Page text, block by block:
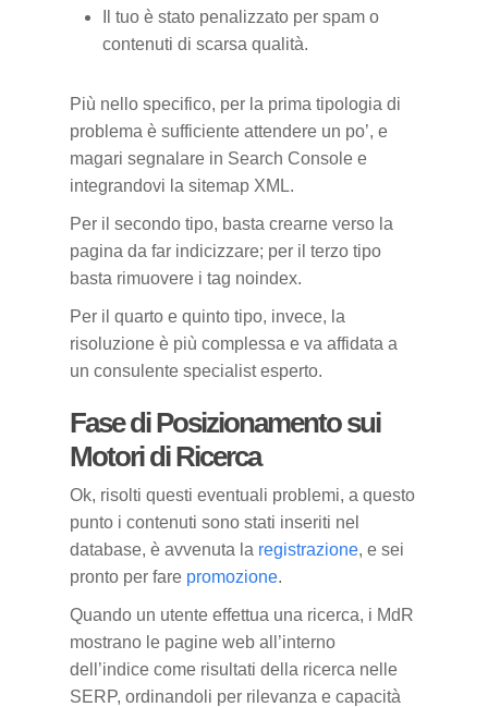
Il tuo è stato penalizzato per spam o
contenuti di scarsa qualità.
Più nello specifico, per la prima tipologia di
problema è sufficiente attendere un po’, e
magari segnalare in Search Console e
integrandovi la sitemap XML.
Per il secondo tipo, basta crearne verso la
pagina da far indicizzare; per il terzo tipo
basta rimuovere i tag noindex.
Per il quarto e quinto tipo, invece, la
risoluzione è più complessa e va affidata a
un consulente specialist esperto.
Fase di Posizionamento sui
Motori di Ricerca
Ok, risolti questi eventuali problemi, a questo
punto i contenuti sono stati inseriti nel
database, è avvenuta la registrazione, e sei
pronto per fare promozione.
Quando un utente effettua una ricerca, i MdR
mostrano le pagine web all’interno
dell’indice come risultati della ricerca nelle
SERP, ordinandoli per rilevanza e capacità